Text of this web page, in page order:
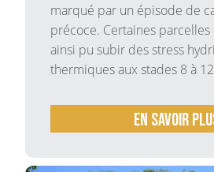
marqué par un épisode de
précoce. Certaines
ainsi pu subir des stress
thermiques aux stades 8 à
En savoir